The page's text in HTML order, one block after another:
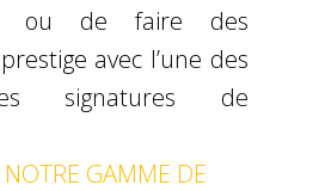
ou de faire des
avec l’une des
signatures de
GAMME DE